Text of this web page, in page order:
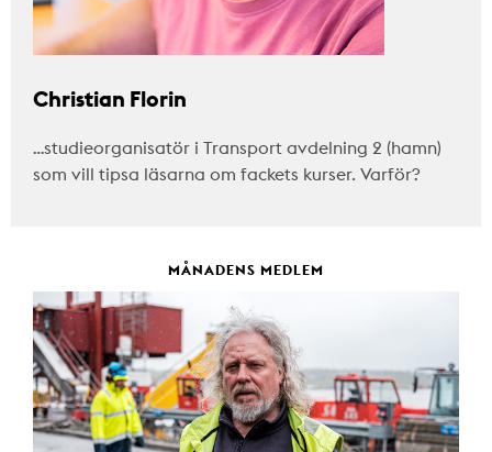
Christian Florin
…studieorganisatör i Transport avdelning 2 (hamn)
som vill tipsa läsarna om fackets kurser. Varför?
MÅNADENS MEDLEM